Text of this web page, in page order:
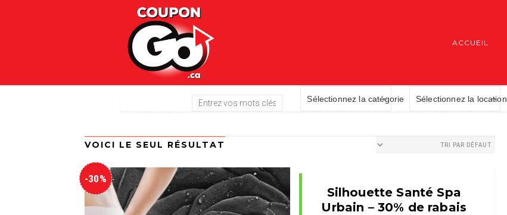
ACCUEIL
Sélectionnez la catégorie Sélectionnez la location
VOICI LE SEUL RÉSULTAT
-30%
Silhouette Santé Spa
Urbain – 30% de rabais